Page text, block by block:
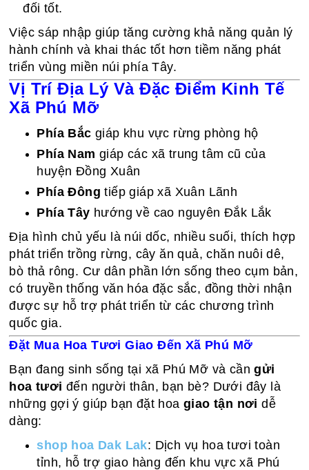
đối tốt.
Việc sáp nhập giúp tăng cường khả năng quản lý
hành chính và khai thác tốt hơn tiềm năng phát
triển vùng miền núi phía Tây.
Vị Trí Địa Lý Và Đặc Điểm Kinh Tế
Xã Phú Mỡ
Phía Bắc giáp khu vực rừng phòng hộ
Phía Nam giáp các xã trung tâm cũ của
huyện Đồng Xuân
Phía Đông tiếp giáp xã Xuân Lãnh
Phía Tây hướng về cao nguyên Đắk Lắk
Địa hình chủ yếu là núi dốc, nhiều suối, thích hợp
phát triển trồng rừng, cây ăn quả, chăn nuôi dê,
bò thả rông. Cư dân phần lớn sống theo cụm bản,
có truyền thống văn hóa đặc sắc, đồng thời nhận
được sự hỗ trợ phát triển từ các chương trình
quốc gia.
Đặt Mua Hoa Tươi Giao Đến Xã Phú Mỡ
Bạn đang sinh sống tại xã Phú Mỡ và cầngửi
hoa tươi đến người thân, bạn bè? Dưới đây là
những gợi ý giúp bạn đặt hoagiao tận nơi dễ
dàng:
shop hoa Dak Lak: Dịch vụ hoa tươi toàn
tỉnh, hỗ trợ giao hàng đến khu vực xã Phú